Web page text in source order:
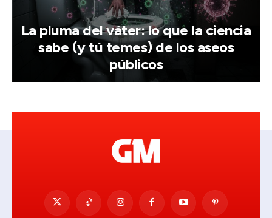
La pluma del váter: lo que la ciencia
sabe (y tú temes) de los aseos
públicos